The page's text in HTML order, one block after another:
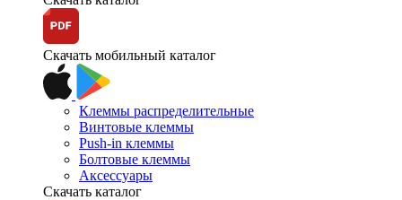
Скачать мобильный каталог
Клеммы распределительные
Винтовые клеммы
Push-in клеммы
Болтовые клеммы
Аксессуары
Скачать каталог